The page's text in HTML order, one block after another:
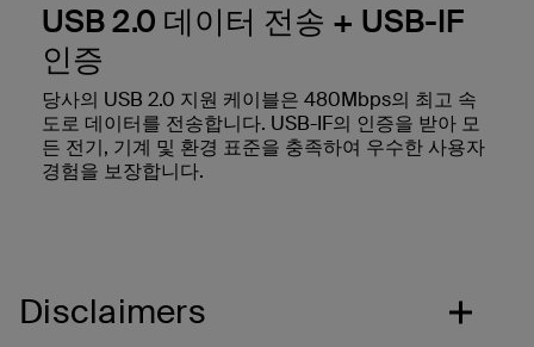
USB 2.0 데이터 전송 + USB-IF
인증
당사의 USB 2.0 지원 케이블은 480Mbps의 최고 속
도로 데이터를 전송합니다. USB-IF의 인증을 받아 모
든 전기, 기계 및 환경 표준을 충족하여 우수한 사용자
경험을 보장합니다.
Disclaimers